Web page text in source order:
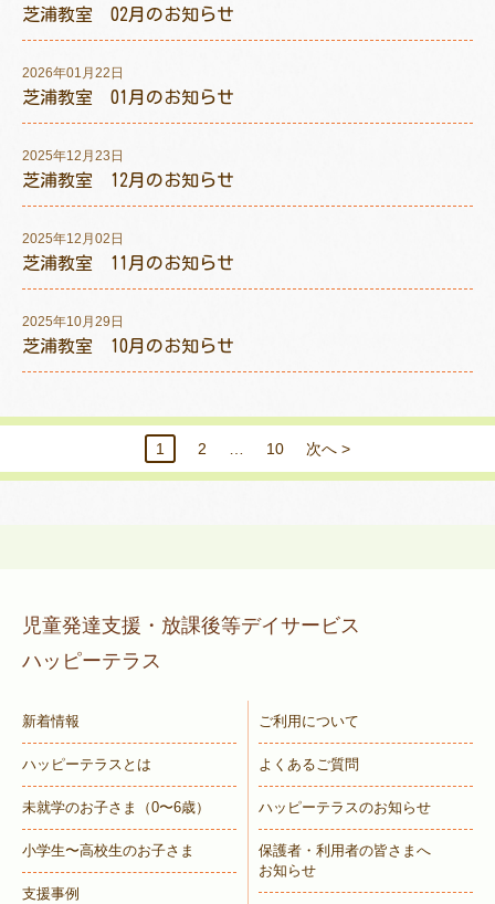
芝浦教室 02月のお知らせ
2026年01月22日
芝浦教室 01月のお知らせ
2025年12月23日
芝浦教室 12月のお知らせ
2025年12月02日
芝浦教室 11月のお知らせ
2025年10月29日
芝浦教室 10月のお知らせ
1 2 10 次へ >
児童発達支援・放課後等デイサービス
ハッピーテラス
新着情報
ハッピーテラスとは
未就学のお子さま （0〜6歳）
小学生〜高校生のお子さま
支援事例
ご利用について
よくあるご質問
ハッピーテラスのお知らせ
保護者・利用者の皆さまへ
お知らせ